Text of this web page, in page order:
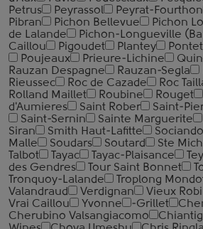
Petrus
Peyrassol Peyrat-Fourthon
Pibran
Pichon Bellevue
Pichon
de Lalande
Pichon-Longueville
Сaillou
Pigoudet Plantey
Poujeaux
Prieure-Lichine
Rauzan Despagne
Rauzan-Segla
Rieussec
Roc de Cazade Roc
Rolland Maillet
Roubine Rouget
d'Aumieres
Saint Rober Saint-
Saint-Sernin
Sainte Marguerite
Siran
Smith Haut-Lafitte
Malle
Soudars Soutard Ste
Talbot
Tayac Tayac-Plaisance
des Gendres
Tour Saint Bonnet
Tronquoy-Lalande
Troplong
Valandraud
Verdignan Vieux
Vrai Caillou
Yvonne -Grillet
Cherubino Valsangiacomo